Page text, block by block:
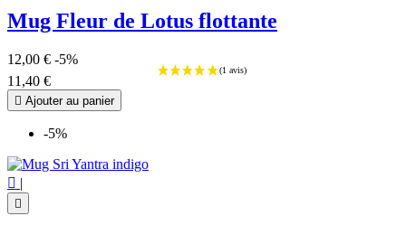
Mug Fleur de Lotus flottante
12,00 € -5%
11,40 €
 Ajouter au panier
-5%
 |
